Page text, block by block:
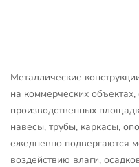
Металлические
на коммерческих
производственных
навесы, трубы, каркасы,
ежедневно подвергаются
воздействию влаги,